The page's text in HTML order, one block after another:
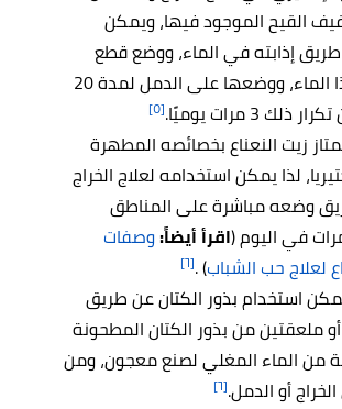
القيح الموجود فيها، ويمكن
إذابته في الماء، ووضع قطع
قماش في هذا الماء، ووضعها على الدمل لمدة 20
3 مرات يوميًا.
[٥]
زيت النعناع بخصائصه المطهرة
لذا يمكن استخدامه لعلاج الخراج
وضعه مباشرة على المناطق
في اليوم (اقرأ أيضاً:وصفات
لعلاج حب الشباب) .[٦]
استخدام بذور الكتان عن طريق
ملعقتين من بذور الكتان المطحونة
من الماء المغلي لصنع معجون، ومن
أو الدمل.[٦]